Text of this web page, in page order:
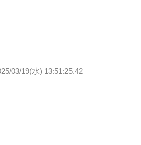
03/19(水) 13:51:25.42